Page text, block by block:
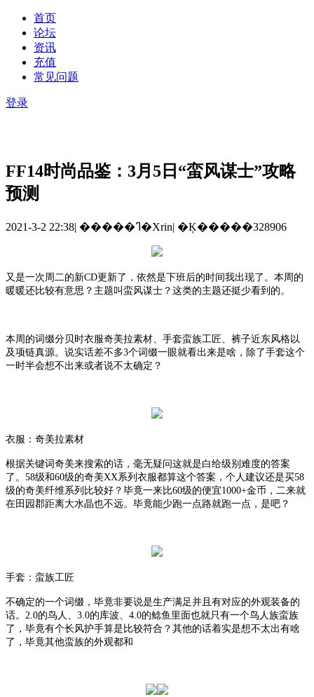
首页
论坛
资讯
充值
常见问题
登录
FF14时尚品鉴：3月5日“蛮风谋士”攻略
预测
2021-3-2 22:38| �����ߣ�Xrin| �Ķ�����328906
又是一次周二的新CD更新了，依然是下班后的时间我出现了。本周的
暖暖还比较有意思？主题叫蛮风谋士？这类的主题还挺少看到的。
本周的词缀分贝时衣服奇美拉素材、手套蛮族工匠、裤子近东风格以
及项链真源。说实话差不多3个词缀一眼就看出来是啥，除了手套这个
一时半会想不出来或者说不太确定？
衣服：奇美拉素材
根据关键词奇美来搜索的话，毫无疑问这就是白给级别难度的答案
了。 58级和60级的奇美XX系列衣服都算这个答案，个人建议还是买58
级的奇美纤维系列比较好？毕竟一来比60级的便宜1000+金币，二来就
在田园郡距离大水晶也不远。毕竟能少跑一点路就跑一点，是吧？
手套：蛮族工匠
不确定的一个词缀，毕竟非要说是生产满足并且有对应的外观装备的
话。 2.0的鸟人、3.0的库波、4.0的鲶鱼里面也就只有一个鸟人族蛮族
了，毕竟有个长风护手算是比较符合？其他的话着实是想不太出有啥
了，毕竟其他蛮族的外观都和